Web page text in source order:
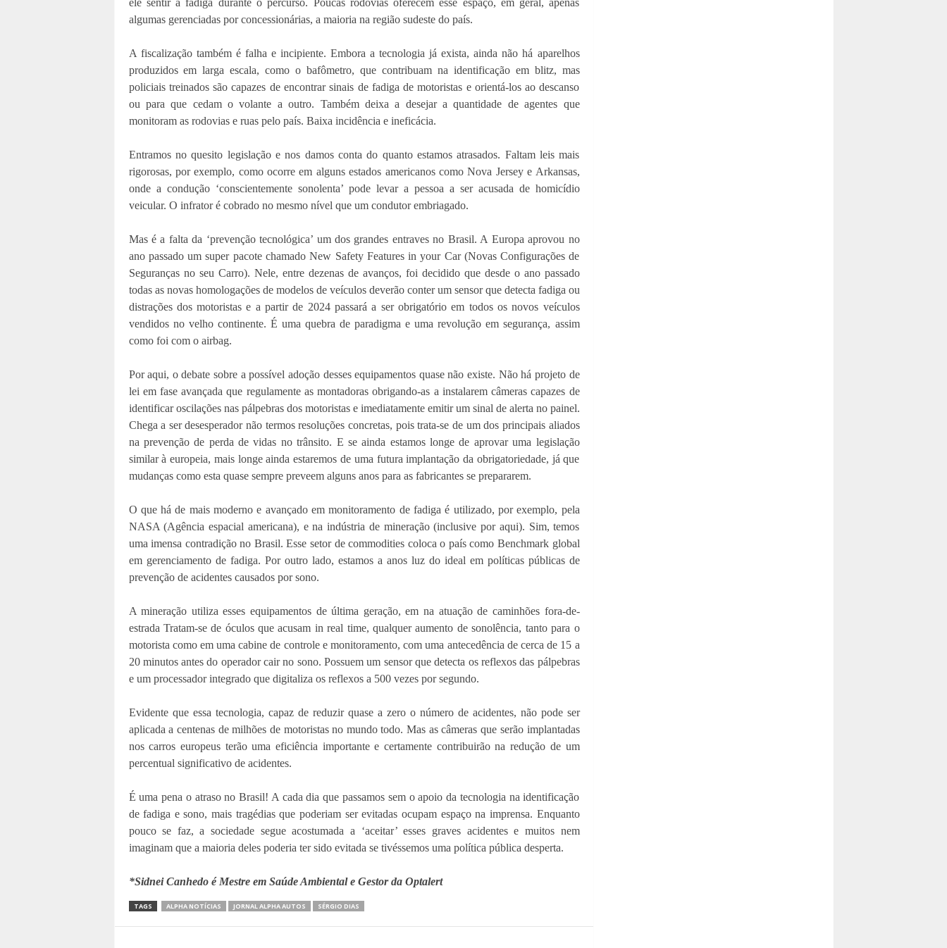
ele sentir a fadiga durante o percurso. Poucas rodovias oferecem esse espaço, em geral, apenas
algumas gerenciadas por concessionárias, a maioria na região sudeste do país.
A fiscalização também é falha e incipiente. Embora a tecnologia já exista, ainda não há aparelhos
produzidos em larga escala, como o bafômetro, que contribuam na identificação em blitz, mas
policiais treinados são capazes de encontrar sinais de fadiga de motoristas e orientá-los ao descanso
ou para que cedam o volante a outro. Também deixa a desejar a quantidade de agentes que
monitoram as rodovias e ruas pelo país. Baixa incidência e ineficácia.
Entramos no quesito legislação e nos damos conta do quanto estamos atrasados. Faltam leis mais
rigorosas, por exemplo, como ocorre em alguns estados americanos como Nova Jersey e Arkansas,
onde a condução ‘conscientemente sonolenta’ pode levar a pessoa a ser acusada de homicídio
veicular. O infrator é cobrado no mesmo nível que um condutor embriagado.
Mas é a falta da ‘prevenção tecnológica’ um dos grandes entraves no Brasil. A Europa aprovou no
ano passado um super pacote chamado New Safety Features in your Car (Novas Configurações de
Seguranças no seu Carro). Nele, entre dezenas de avanços, foi decidido que desde o ano passado
todas as novas homologações de modelos de veículos deverão conter um sensor que detecta fadiga ou
distrações dos motoristas e a partir de 2024 passará a ser obrigatório em todos os novos veículos
vendidos no velho continente. É uma quebra de paradigma e uma revolução em segurança, assim
como foi com o airbag.
Por aqui, o debate sobre a possível adoção desses equipamentos quase não existe. Não há projeto de
lei em fase avançada que regulamente as montadoras obrigando-as a instalarem câmeras capazes de
identificar oscilações nas pálpebras dos motoristas e imediatamente emitir um sinal de alerta no painel.
Chega a ser desesperador não termos resoluções concretas, pois trata-se de um dos principais aliados
na prevenção de perda de vidas no trânsito. E se ainda estamos longe de aprovar uma legislação
similar à europeia, mais longe ainda estaremos de uma futura implantação da obrigatoriedade, já que
mudanças como esta quase sempre preveem alguns anos para as fabricantes se prepararem.
O que há de mais moderno e avançado em monitoramento de fadiga é utilizado, por exemplo, pela
NASA (Agência espacial americana), e na indústria de mineração (inclusive por aqui). Sim, temos
uma imensa contradição no Brasil. Esse setor de commodities coloca o país como Benchmark global
em gerenciamento de fadiga. Por outro lado, estamos a anos luz do ideal em políticas públicas de
prevenção de acidentes causados por sono.
A mineração utiliza esses equipamentos de última geração, em na atuação de caminhões fora-de-
estrada Tratam-se de óculos que acusam in real time, qualquer aumento de sonolência, tanto para o
motorista como em uma cabine de controle e monitoramento, com uma antecedência de cerca de 15 a
20 minutos antes do operador cair no sono. Possuem um sensor que detecta os reflexos das pálpebras
e um processador integrado que digitaliza os reflexos a 500 vezes por segundo.
Evidente que essa tecnologia, capaz de reduzir quase a zero o número de acidentes, não pode ser
aplicada a centenas de milhões de motoristas no mundo todo. Mas as câmeras que serão implantadas
nos carros europeus terão uma eficiência importante e certamente contribuirão na redução de um
percentual significativo de acidentes.
É uma pena o atraso no Brasil! A cada dia que passamos sem o apoio da tecnologia na identificação
de fadiga e sono, mais tragédias que poderiam ser evitadas ocupam espaço na imprensa. Enquanto
pouco se faz, a sociedade segue acostumada a ‘aceitar’ esses graves acidentes e muitos nem
imaginam que a maioria deles poderia ter sido evitada se tivéssemos uma política pública desperta.
*Sidnei Canhedo é Mestre em Saúde Ambiental e Gestor da Optalert
TAGS ALPHA NOTÍCIAS JORNAL ALPHA AUTOS SÉRGIO DIAS